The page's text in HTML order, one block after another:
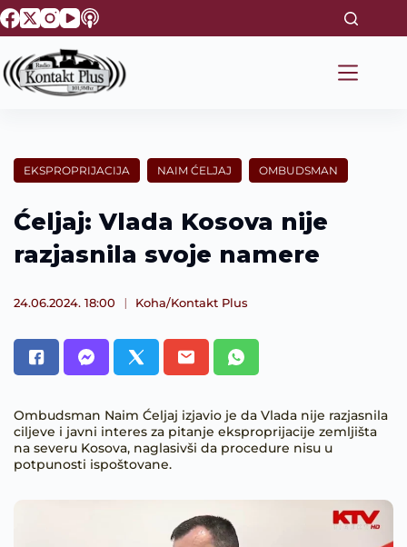
S
k
p
t
e
t
EKSPROPRIJACIJA NAIM ĆELJAJ OMBUDSMAN
Ćeljaj: Vlada Kosova nije
razjasnila svoje namere
24.06.2024. 18:00 Koha/Kontakt Plus
Ombudsman Naim Ćeljaj izjavio je da Vlada nije razjasnila
ciljeve i javni interes za pitanje eksproprijacije zemljišta
na severu Kosova, naglasivši da procedure nisu u
potpunosti ispoštovane.